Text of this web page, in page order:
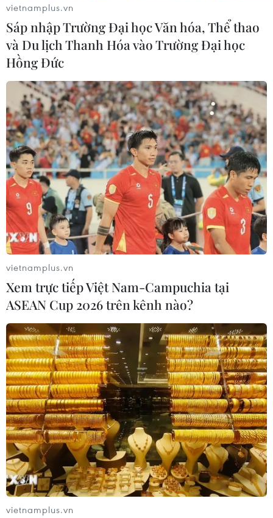
vietnamplus.vn
Sáp nhập Trường Đại học Văn hóa, Thể thao
và Du lịch Thanh Hóa vào Trường Đại học
Hồng Đức
vietnamplus.vn
Xem trực tiếp Việt Nam-Campuchia tại
ASEAN Cup 2026 trên kênh nào?
vietnamplus.vn